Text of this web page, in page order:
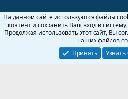
Russian (RU)
Обратная связь
Условия и правила
Политика конфиденциальности
Community platform by XenForo ® © 2010-2026
На данном сайте используются файлы
контент и сохранить Ваш вход в
Продолжая использовать этот сайт, Вы
наших файлов
Принять